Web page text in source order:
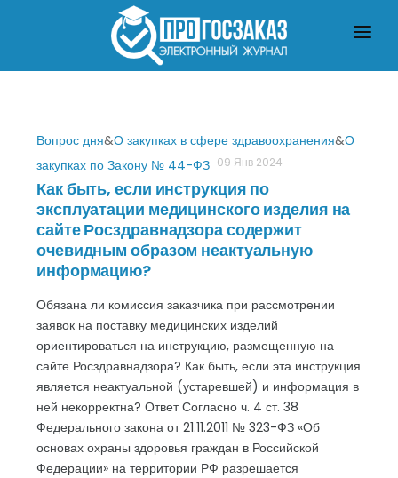
ГЛАВНАЯО ЗАКУПКАХ ПО ЗАКОНУ № 223-ФЗ
Вопрос дня&О закупках в сфере здравоохранения&О
закупках по Закону № 44-ФЗ 09 Янв 2024
Как быть, если инструкция по
эксплуатации медицинского изделия на
сайте Росздравнадзора содержит
очевидным образом неактуальную
информацию?
Обязана ли комиссия заказчика при рассмотрении
заявок на поставку медицинских изделий
ориентироваться на инструкцию, размещенную на
сайте Росздравнадзора? Как быть, если эта инструкция
является неактуальной (устаревшей) и информация в
ней некорректна? Ответ Согласно ч. 4 ст. 38
Федерального закона от 21.11.2011 № 323-ФЗ «Об
основах охраны здоровья граждан в Российской
Федерации» на территории РФ разрешается